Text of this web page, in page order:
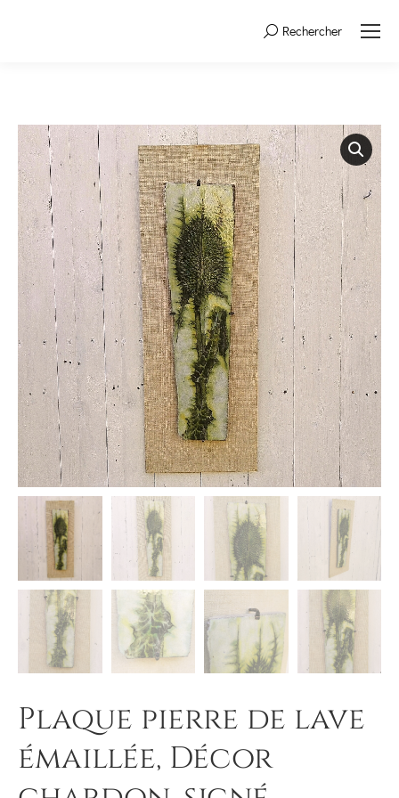
Search:Rechercher
Plaque pierre de lave
émaillée, Décor